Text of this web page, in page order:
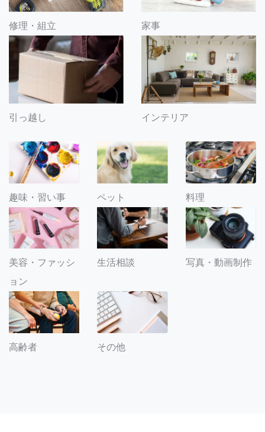
修理・組立 家事
引っ越し インテリア
趣味・習い事 ペット 料理
美容・ファッシ
ョン
生活相談 写真・動画制作
高齢者 その他